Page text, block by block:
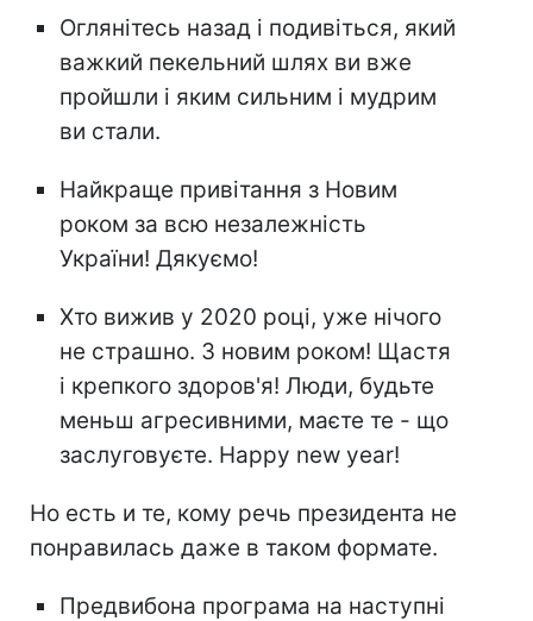
Оглянітесь назад і подивіться, який
важкий пекельний шлях ви вже
пройшли і яким сильним і мудрим
ви стали.
Найкраще привітання з Новим
роком за всю незалежність
України! Дякуємо!
Хто вижив у 2020 році, уже нічого
не страшно. З новим роком! Щастя
і крепкого здоров'я! Люди, будьте
меньш агресивними, маєте те - що
заслуговуєте. Happy new year!
Но есть и те, кому речь президента не
понравилась даже в таком формате.
Предвибона програма на наступні